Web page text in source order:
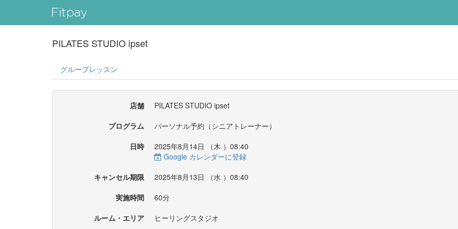
PILATES STUDIO ipset
グループレッスン
店舗
PILATES STUDIO ipset
プログラム
パーソナル予約（シニアトレーナー）
日時
2025年8月14日 （木 ）08:40
Google カレンダーに登録
キャンセル期限
2025年8月13日 （水 ）08:40
実施時間
60分
ルーム・エリア
ヒーリングスタジオ